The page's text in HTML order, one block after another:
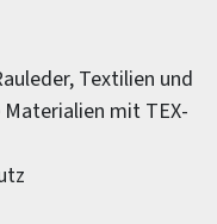
Textilien und
mit TEX-